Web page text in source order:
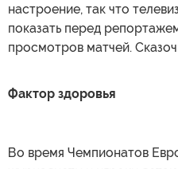
настроение, так что
показать перед
просмотров матчей.
Фактор здоровья
Во время Чемпионатов